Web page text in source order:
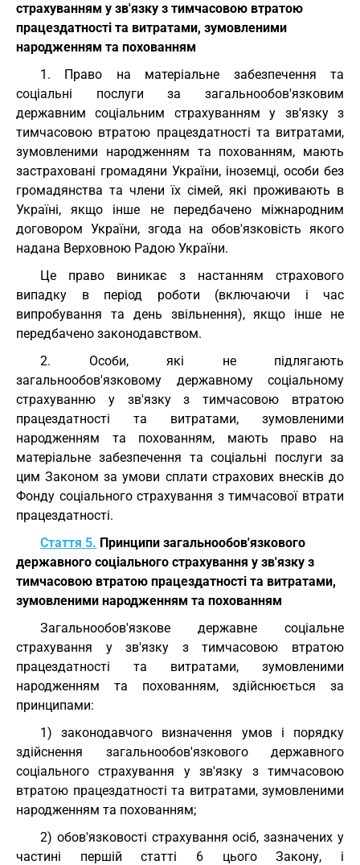
страхуванням у зв'язку з тимчасовою втратою
працездатності та витратами, зумовленими
народженням та похованням
1. Право на матеріальне забезпечення та
соціальні послуги за загальнообов'язковим
державним соціальним страхуванням у зв'язку з
тимчасовою втратою працездатності та витратами,
зумовленими народженням та похованням, мають
застраховані громадяни України, іноземці, особи без
громадянства та члени їх сімей, які проживають в
Україні, якщо інше не передбачено міжнародним
договором України, згода на обов'язковість якого
надана Верховною Радою України.
Це право виникає з настанням страхового
випадку в період роботи (включаючи і час
випробування та день звільнення), якщо інше не
передбачено законодавством.
2. Особи, які не підлягають
загальнообов'язковому державному соціальному
страхуванню у зв'язку з тимчасовою втратою
працездатності та витратами, зумовленими
народженням та похованням, мають право на
матеріальне забезпечення та соціальні послуги за
цим Законом за умови сплати страхових внесків до
Фонду соціального страхування з тимчасової втрати
працездатності.
Стаття 5. Принципи загальнообов'язкового
державного соціального страхування у зв'язку з
тимчасовою втратою працездатності та витратами,
зумовленими народженням та похованням
Загальнообов'язкове державне соціальне
страхування у зв'язку з тимчасовою втратою
працездатності та витратами, зумовленими
народженням та похованням, здійснюється за
принципами:
1) законодавчого визначення умов і порядку
здійснення загальнообов'язкового державного
соціального страхування у зв'язку з тимчасовою
втратою працездатності та витратами, зумовленими
народженням та похованням;
2) обов'язковості страхування осіб, зазначених у
частині першій статті 6 цього Закону, і